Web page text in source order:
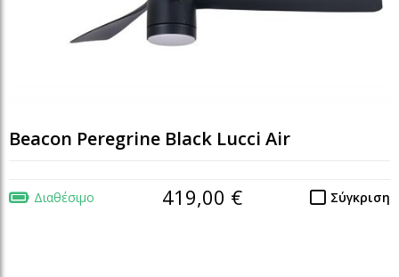
Beacon Peregrine Black Lucci Air
Διαθέσιμο Σύγκριση
419,00 €